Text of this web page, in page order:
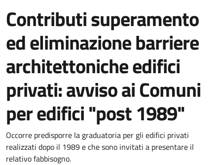
Contributi superamento
ed eliminazione barriere
architettoniche edifici
privati: avviso ai Comuni
per edifici "post 1989"
Dettagli della notizia
Occorre predisporre la graduatoria per gli edifici privati
realizzati dopo il 1989 e che sono invitati a presentare il
relativo fabbisogno.